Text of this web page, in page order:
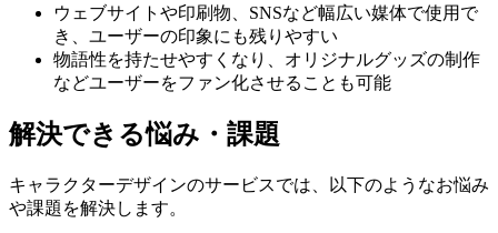
ウェブサイトや印刷物、SNSなど幅広い媒体で使用で
き、ユーザーの印象にも残りやすい
物語性を持たせやすくなり、オリジナルグッズの制作
などユーザーをファン化させることも可能
解決できる悩み・課題
キャラクターデザインのサービスでは、以下のようなお悩み
や課題を解決します。